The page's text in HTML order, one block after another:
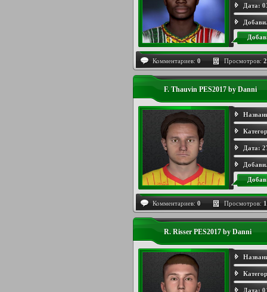
Дата:
Комментариев: 0 Просмотров:
F. Thauvin PES2017 by Danni
Дата:
Комментариев: 0 Просмотров:
R. Risser PES2017 by Danni
Дата: